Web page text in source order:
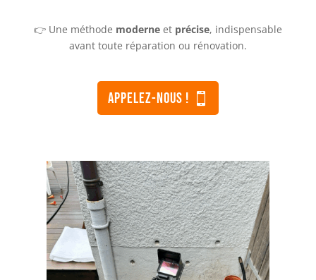
👉 Une méthode moderneet précise, indispensable
avant toute réparation ou rénovation.
appeleZ-nous !